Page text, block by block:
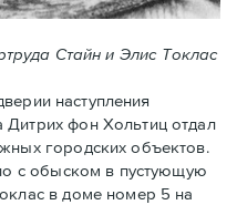
Стайн и Элис Токлас
наступления
фон Хольтиц отдал
городских объектов.
с обыском в пустующую
в домe номер 5 на